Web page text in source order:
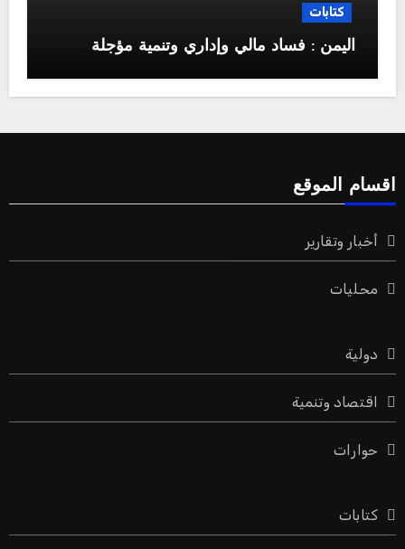
كتابات
اليمن : فساد مالي وإداري وتنمية مؤجلة
اقسام الموقع
أخبار وتقارير
محليات
دولية
اقتصاد وتنمية
حوارات
كتابات